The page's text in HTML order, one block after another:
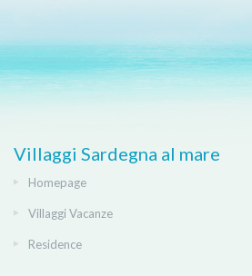
Villaggi Sardegna al mare
Homepage
Villaggi Vacanze
Residence